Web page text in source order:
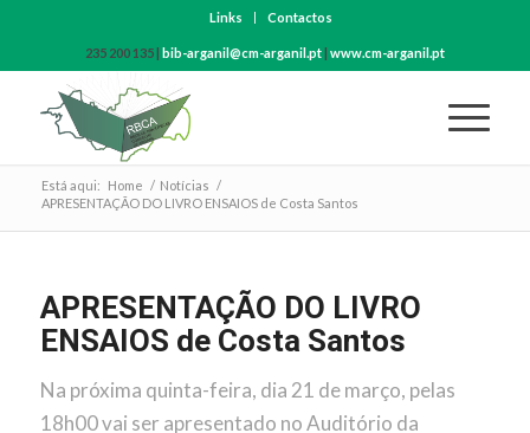
Links Contactos
235 200 135 | bib-arganil@cm-arganil.pt| www.cm-arganil.pt
Está aqui: Home / Notícias /
APRESENTAÇÃO DO LIVRO ENSAIOS de Costa Santos
APRESENTAÇÃO DO LIVRO
ENSAIOS de Costa Santos
Na próxima quinta-feira, dia 21 de março, pelas
18h00 vai ser apresentado no Auditório da